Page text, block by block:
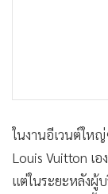
ในงานอีเวนต์ให
Louis Vuitton เ
แต่ในระยะหลังผู้